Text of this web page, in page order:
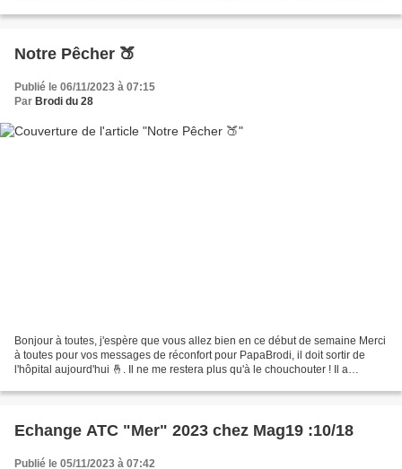
Notre Pêcher 🍑
Publié le 06/11/2023 à 07:15
Par Brodi du 28
Bonjour à toutes, j'espère que vous allez bien en ce début de semaine Merci
à toutes pour vos messages de réconfort pour PapaBrodi, il doit sortir de
l'hôpital aujourd'hui 🤞. Il ne me restera plus qu'à le chouchouter ! Il a
Echange ATC "Mer" 2023 chez Mag19 :10/18
Publié le 05/11/2023 à 07:42